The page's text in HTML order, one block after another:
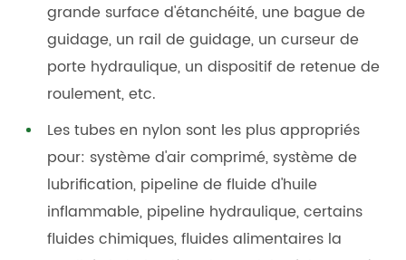
grande surface d'étanchéité, une bague de
guidage, un rail de guidage, un curseur de
porte hydraulique, un dispositif de retenue de
roulement, etc.
Les tubes en nylon sont les plus appropriés
pour: système d'air comprimé, système de
lubrification, pipeline de fluide d'huile
inflammable, pipeline hydraulique, certains
fluides chimiques, fluides alimentaires la